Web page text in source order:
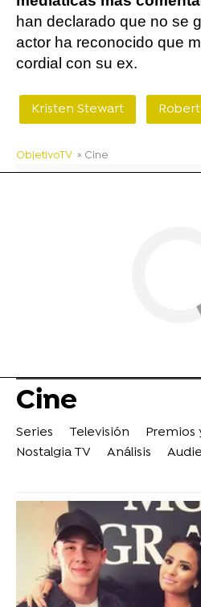
han declarado que no se
actor ha reconocido que
cordial con su ex.
Kristen Stewart
ObjetivoTV » Cine
Cine
Series Televisión Premios
Nostalgia TV
Análisis